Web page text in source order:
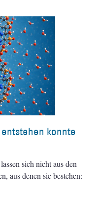
konnte
sich nicht aus den
aus denen sie bestehen: